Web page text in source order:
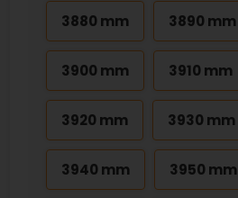
3880 mm 3890 mm
3900 mm 3910 mm
3920 mm 3930 mm
3940 mm 3950 mm